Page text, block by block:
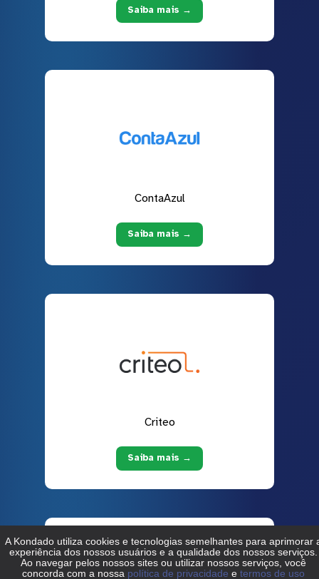
Saiba mais →
ContaAzul
Saiba mais →
Criteo
Saiba mais →